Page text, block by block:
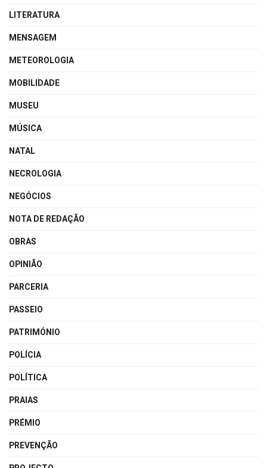
LITERATURA
MENSAGEM
METEOROLOGIA
MOBILIDADE
MUSEU
MÚSICA
NATAL
NECROLOGIA
NEGÓCIOS
NOTA DE REDAÇÃO
OBRAS
OPINIÃO
PARCERIA
PASSEIO
PATRIMÓNIO
POLÍCIA
POLÍTICA
PRAIAS
PRÉMIO
PREVENÇÃO